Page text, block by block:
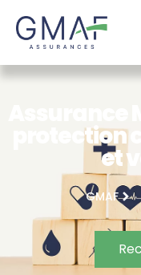
protection
et
GMAF